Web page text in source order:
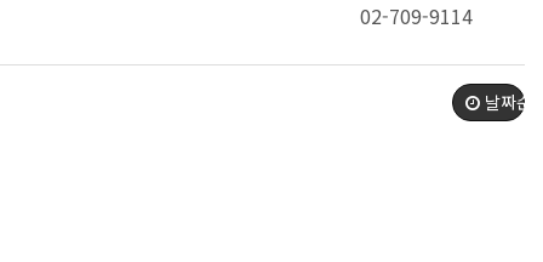
02-709-9114
날짜순